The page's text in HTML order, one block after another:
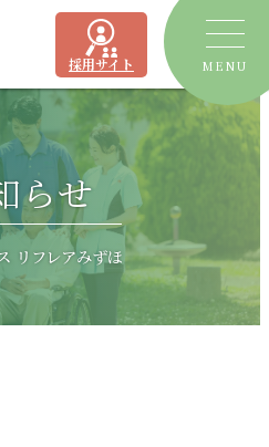
採用サイト MENU
レア聖一色
フレア上土
らせ
リフレアみずほ